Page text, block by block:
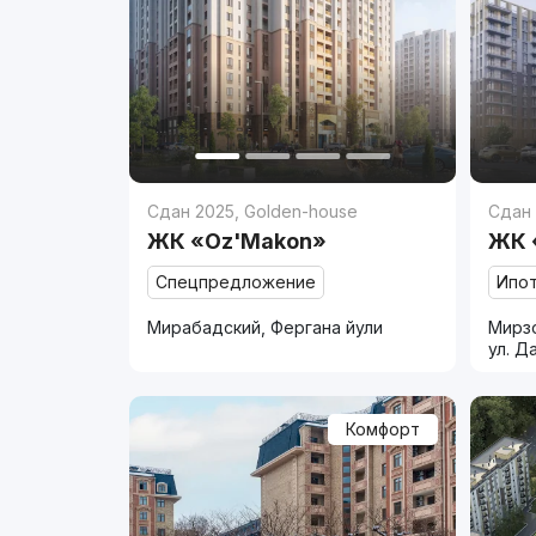
Сдан 2025 Golden-house
ЖК «Oz'Makon»
Спецпредложение
Мирабадский, Фергана йули
Сдан
ЖК
ул.
Комфорт